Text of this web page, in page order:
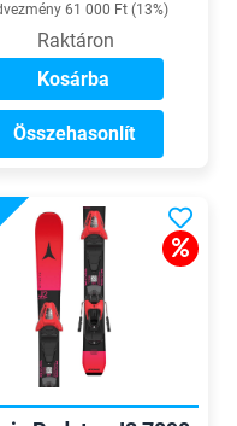
61 000 Ft (13%)
Raktáron
Kosárba
Összehasonlít